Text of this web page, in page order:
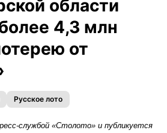
области
4,3 млн
от
Русское лото
службой «Столото» и публикуется